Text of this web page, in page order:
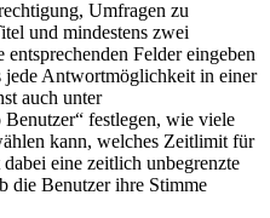
Umfragen zu
und mindestens zwei
Felder eingeben
jede Antwortmöglichkeit in einer
auch unter
festlegen, wie viele
kann, welches Zeitlimit für
eine zeitlich unbegrenzte
die Benutzer ihre Stimme